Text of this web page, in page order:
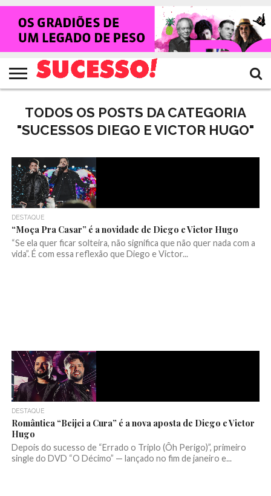
HOME
NOTÍCIAS
SHOWS
ENTREVISTAS
CLIQUES
RANKING
CROWLEY
TV
SUCESSO!
REVISTA
SUCESSO!
TODOS OS POSTS DA CATEGORIA
"SUCESSOS DIEGO E VICTOR HUGO"
DESTAQUE
“Moça Pra Casar” é a novidade de Diego e Victor Hugo
“Se ela quer ficar solteira, não significa que não quer nada com a
vida”. É com essa reflexão que Diego e Victor...
DESTAQUE
Romântica “Beijei a Cura” é a nova aposta de Diego e Victor
Hugo
Depois do sucesso de “Errado o Triplo (Ôh Perigo)”, primeiro
single do DVD “O Décimo” — lançado no fim de janeiro e...